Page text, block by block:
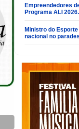
Empreendedores
Programa ALI 2026.
Ministro do
nacional no